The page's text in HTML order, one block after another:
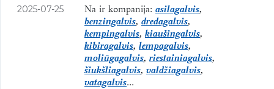
2025-07-25 Na ir kompanija: asilagalvis,
benzingalvis, dredagalvis,
kempingalvis, kiaušingalvis,
kibiragalvis, lempagalvis,
moliūgagalvis, riestainiagalvis,
šiukšliagalvis, valdžiagalvis,
vatagalvis... ​